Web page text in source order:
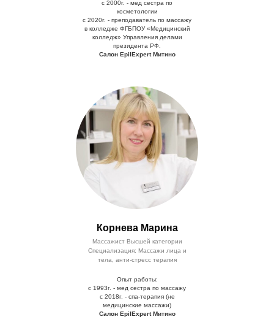
с 2000г. - мед сестра по
косметологии
с 2020г. - преподаватель по массажу
в колледже ФГБПОУ «Медицинский
колледж» Управления делами
президента РФ.
Салон EpilExpert Митино
Корнева Марина
Массажист Высшей категории
Специализация: Массажи лица и
тела, анти-стресс терапия
Опыт работы:
с 1993г. - мед сестра по массажу
с 2018г. - спа-терапия (не
медицинские массажи)
Салон EpilExpert Митино